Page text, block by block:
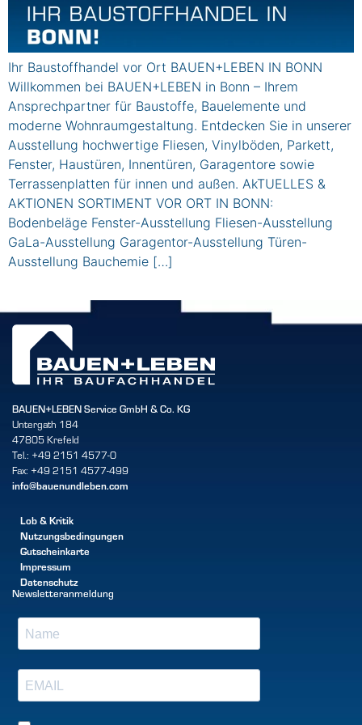
Ihr Baustoffhandel vor Ort BAUEN+LEBEN IN BONN
Willkommen bei BAUEN+LEBEN in Bonn – Ihrem
Ansprechpartner für Baustoffe, Bauelemente und
moderne Wohnraumgestaltung. Entdecken Sie in unserer
Ausstellung hochwertige Fliesen, Vinylböden, Parkett,
Fenster, Haustüren, Innentüren, Garagentore sowie
Terrassenplatten für innen und außen. AkTUELLES &
AKTIONEN SORTIMENT VOR ORT IN BONN:
Bodenbeläge Fenster-Ausstellung Fliesen-Ausstellung
GaLa-Ausstellung Garagentor-Ausstellung Türen-
Ausstellung Bauchemie […]
BAUEN+LEBEN Service GmbH & Co. KG
Untergath 184
47805 Krefeld
Tel.: +49 2151 4577-0
Fax: +49 2151 4577-499
info@bauenundleben.com
Lob & Kritik
Nutzungsbedingungen
Gutscheinkarte
Impressum
Datenschutz
Newsletteranmeldung